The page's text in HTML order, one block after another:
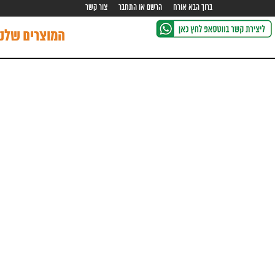
ברוך הבא אורח הרשם או התחבר צור קשר
המוצרים